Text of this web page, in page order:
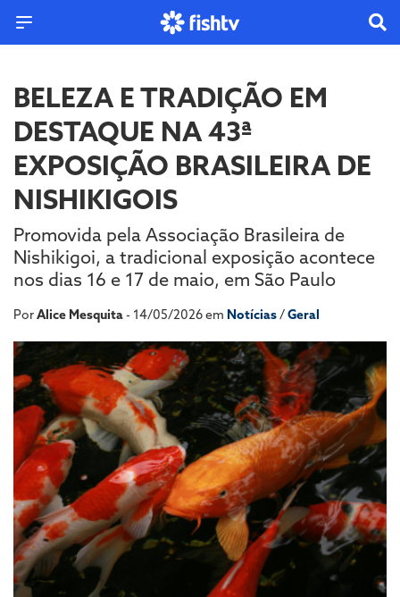
BELEZA E TRADIÇÃO EM
DESTAQUE NA 43ª
EXPOSIÇÃO BRASILEIRA DE
NISHIKIGOIS
Promovida pela Associação Brasileira de
Nishikigoi, a tradicional exposição acontece
nos dias 16 e 17 de maio, em São Paulo
PorAlice Mesquita- 14/05/2026 em Notícias/Geral